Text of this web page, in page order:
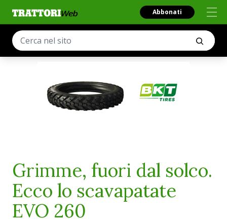
Abbonati
Grimme, fuori dal solco.
Ecco lo scavapatate
EVO 260